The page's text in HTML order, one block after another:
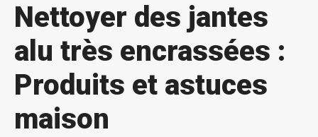
Nettoyer des jantes
alu très encrassées :
Produits et astuces
maison